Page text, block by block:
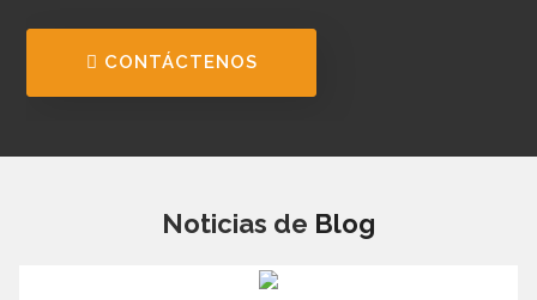
CONTÁCTENOS
Noticias de Blog